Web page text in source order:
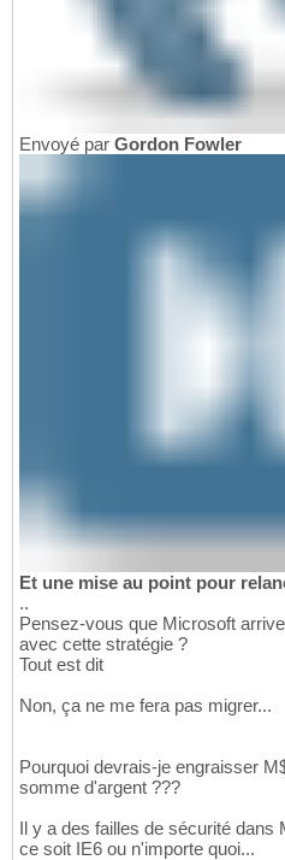
Envoyé par Gordon Fowler
Et une mise au point pour
..
Pensez-vous que Microsoft
avec cette stratégie ?
Tout est dit
Non, ça ne me fera pas migrer...
Pourquoi devrais-je engraisser
somme d'argent ???
Il y a des failles de sécurité dans
ce soit IE6 ou n'importe quoi...